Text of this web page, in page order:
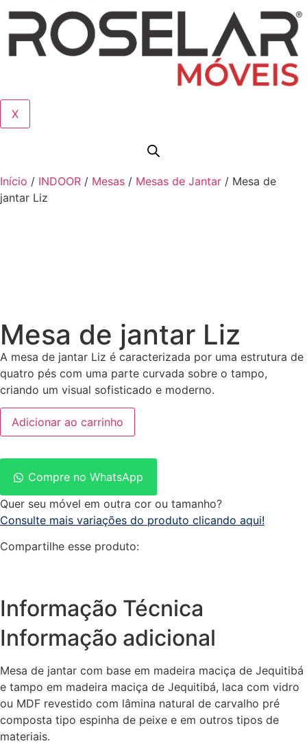
X
Início / INDOOR / Mesas / Mesas de Jantar / Mesa de
jantar Liz
Mesa de jantar Liz
A mesa de jantar Liz é caracterizada por uma estrutura de
quatro pés com uma parte curvada sobre o tampo,
criando um visual sofisticado e moderno.
Adicionar ao carrinho
Compre no WhatsApp
Quer seu móvel em outra cor ou tamanho?
Consulte mais variações do produto clicando aqui!
Compartilhe esse produto:
Informação Técnica
Informação adicional
Mesa de jantar com base em madeira maciça de Jequitibá
e tampo em madeira maciça de Jequitibá, laca com vidro
ou MDF revestido com lâmina natural de carvalho pré
composta tipo espinha de peixe e em outros tipos de
materiais.